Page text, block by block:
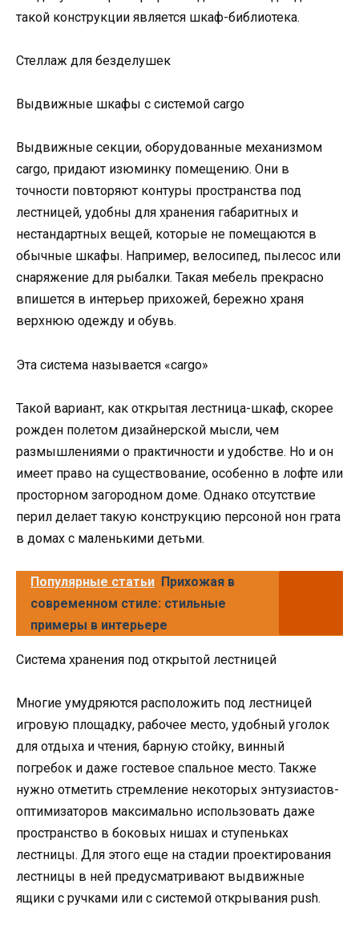
такой конструкции является шкаф-библиотека.
Стеллаж для безделушек
Выдвижные шкафы с системой cargo
Выдвижные секции, оборудованные механизмом
cargo, придают изюминку помещению. Они в
точности повторяют контуры пространства под
лестницей, удобны для хранения габаритных и
нестандартных вещей, которые не помещаются в
обычные шкафы. Например, велосипед, пылесос или
снаряжение для рыбалки. Такая мебель прекрасно
впишется в интерьер прихожей, бережно храня
верхнюю одежду и обувь.
Эта система называется «cargo»
Такой вариант, как открытая лестница-шкаф, скорее
рожден полетом дизайнерской мысли, чем
размышлениями о практичности и удобстве. Но и он
имеет право на существование, особенно в лофте или
просторном загородном доме. Однако отсутствие
перил делает такую конструкцию персоной нон грата
в домах с маленькими детьми.
Популярные статьи Прихожая в
современном стиле: стильные
примеры в интерьере
Система хранения под открытой лестницей
Многие умудряются расположить под лестницей
игровую площадку, рабочее место, удобный уголок
для отдыха и чтения, барную стойку, винный
погребок и даже гостевое спальное место. Также
нужно отметить стремление некоторых энтузиастов-
оптимизаторов максимально использовать даже
пространство в боковых нишах и ступеньках
лестницы. Для этого еще на стадии проектирования
лестницы в ней предусматривают выдвижные
ящики с ручками или с системой открывания push.